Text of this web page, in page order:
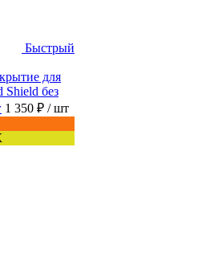
Быстрый
для
Shield без
1 350 ₽ / шт